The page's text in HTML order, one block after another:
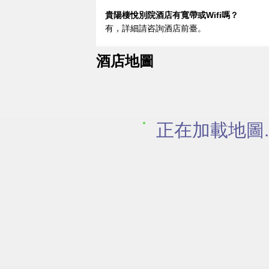
貴陽棲悅別院酒店有寬帶或Wifi嗎？
有，詳細請咨詢酒店前臺。
酒店地圖
正在加載地圖